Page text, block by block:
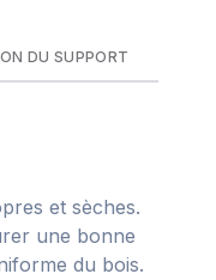
DU SUPPORT
et sèches.
une bonne
du bois.